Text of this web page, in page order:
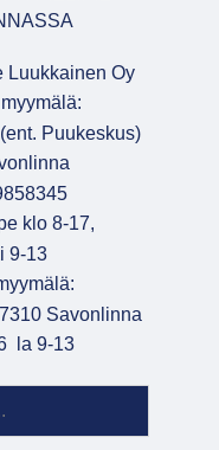
Luukkainen Oy
Puukeskus)
klo 8-17,
9-13
Savonlinna
la 9-13